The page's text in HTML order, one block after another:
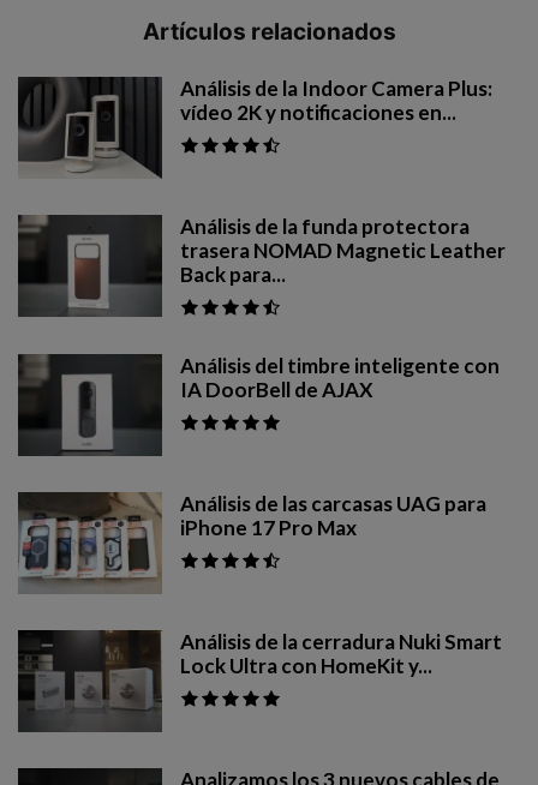
Artículos relacionados
Análisis de la Indoor Camera Plus:
vídeo 2K y notificaciones en...
Análisis de la funda protectora
trasera NOMAD Magnetic Leather
Back para...
Análisis del timbre inteligente con
IA DoorBell de AJAX
Análisis de las carcasas UAG para
iPhone 17 Pro Max
Análisis de la cerradura Nuki Smart
Lock Ultra con HomeKit y...
Analizamos los 3 nuevos cables de